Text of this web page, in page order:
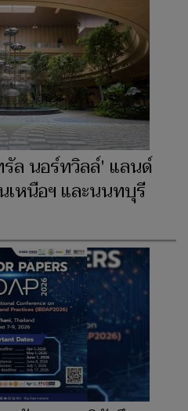
รัล นอร์ทวิลล์' แลนด์
เหนือฯ และนนทบุรี